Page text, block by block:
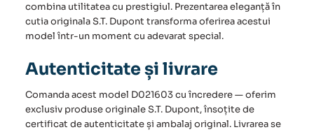
combina utilitatea cu prestigiul. Prezentarea eleganță în
cutia originala S.T. Dupont transforma oferirea acestui
model într-un moment cu adevarat special.
Autenticitate și livrare
Comanda acest model D021603 cu încredere — oferim
exclusiv produse originale S.T. Dupont, însoțite de
certificat de autenticitate și ambalaj original. Livrarea se